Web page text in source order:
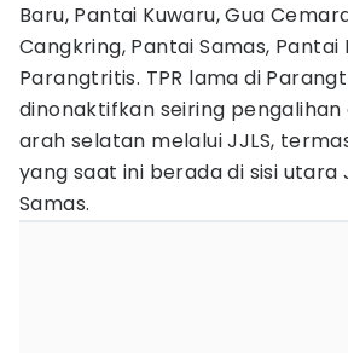
Baru, Pantai Kuwaru, Gua
Cangkring, Pantai Samas, Pantai
Parangtritis. TPR lama di
dinonaktifkan seiring pengalihan
arah selatan melalui JJLS,
yang saat ini berada di sisi utara
Samas.